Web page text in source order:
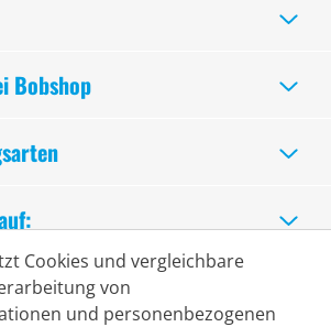
Bobshop
Cookies und vergleichbare
von
und personenbezogenen